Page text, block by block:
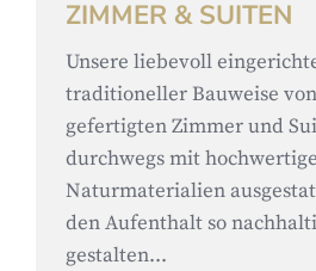
ZIMMER & SUITEN
Unsere liebevoll
traditioneller Bauweise
gefertigten Zimmer und
durchwegs mit
Naturmaterialien
den Aufenthalt so
gestalten...